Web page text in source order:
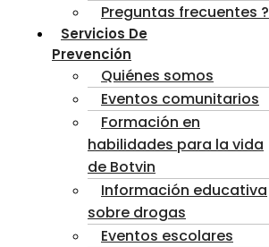
Preguntas frecuentes ?
Servicios De
Prevención
Quiénes somos
Eventos comunitarios
Formación en
habilidades para la vida
de Botvin
Información educativa
sobre drogas
Eventos escolares